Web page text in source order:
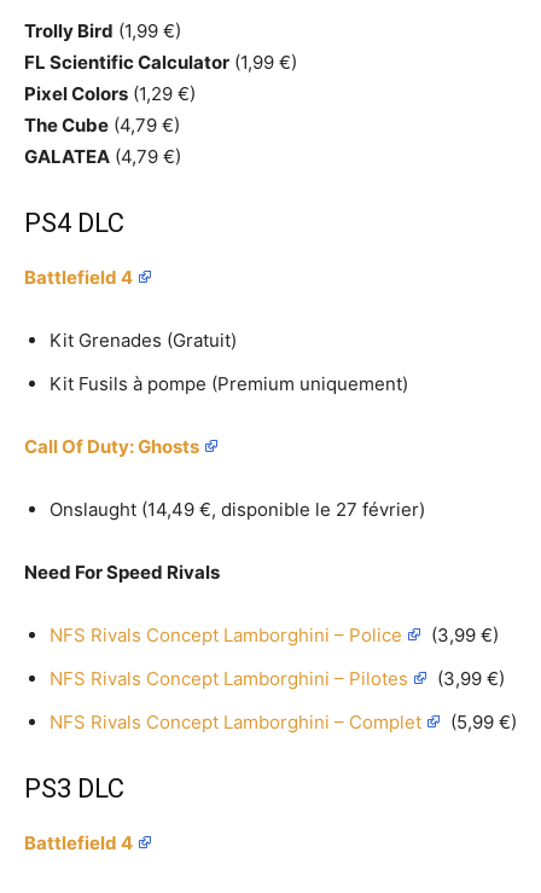
Trolly Bird (1,99 €)
FL Scientific Calculator (1,99 €)
Pixel Colors (1,29 €)
The Cube (4,79 €)
GALATEA (4,79 €)
PS4 DLC
Battlefield 4
Kit Grenades (Gratuit)
Kit Fusils à pompe (Premium uniquement)
Call Of Duty: Ghosts
Onslaught (14,49 €, disponible le 27 février)
Need For Speed Rivals
NFS Rivals Concept Lamborghini – Police
(3,99 €)
NFS Rivals Concept Lamborghini – Pilotes
(3,99 €)
NFS Rivals Concept Lamborghini – Complet
(5,99 €)
PS3 DLC
Battlefield 4